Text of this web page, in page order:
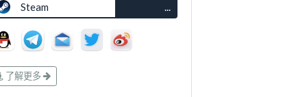
Steam ...
了解更多